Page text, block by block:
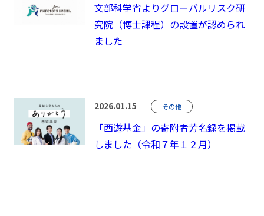
文部科学省よりグローバルリスク研
究院（博士課程）の設置が認められ
ました
2026.01.15 その他
「西遊基金」の寄附者芳名録を掲載
しました（令和７年１２月）